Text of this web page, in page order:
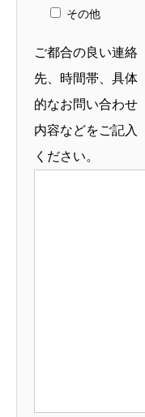
その他
ご都合の良い連絡
先、時間帯、具体
的なお問い合わせ
内容などをご記入
ください。